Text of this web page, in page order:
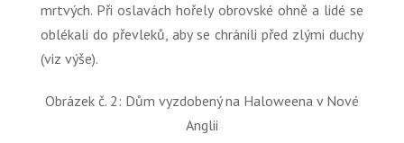
mrtvých. Při oslavách hořely obrovské ohně a lidé se
oblékali do převleků, aby se chránili před zlými duchy
(viz výše).
Obrázek č. 2: Dům vyzdobený na Haloweena v Nové
Anglii